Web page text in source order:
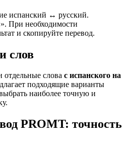
испанский ↔ русский.
При необходимости
и скопируйте перевод.
слов
отдельные слова с испанского на
подходящие варианты
наиболее точную и
PROMT: точность